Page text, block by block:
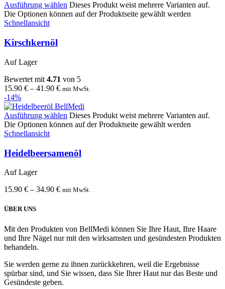
Ausführung wählen Dieses Produkt weist mehrere Varianten auf.
Die Optionen können auf der Produktseite gewählt werden
Schnellansicht
Kirschkernöl
Auf Lager
Bewertet mit 4.71 von 5
15.90 € – 41.90 € mit MwSt.
-14%
Ausführung wählen Dieses Produkt weist mehrere Varianten auf.
Die Optionen können auf der Produktseite gewählt werden
Schnellansicht
Heidelbeersamenöl
Auf Lager
15.90 € – 34.90 € mit MwSt.
ÜBER UNS
Mit den Produkten von BellMedi können Sie Ihre Haut, Ihre Haare
und Ihre Nägel nur mit den wirksamsten und gesündesten Produkten
behandeln.
Sie werden gerne zu ihnen zurückkehren, weil die Ergebnisse
spürbar sind, und Sie wissen, dass Sie Ihrer Haut nur das Beste und
Gesündeste geben.